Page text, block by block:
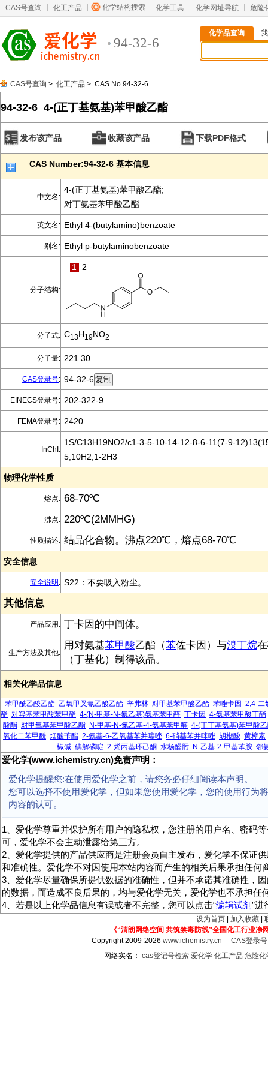
CAS号查询 化工产品 化学结构搜索 化学工具 化学网址导航 危险
94-32-6
化学品查询
CAS号查询 > 化工产品 > CAS No.94-32-6
94-32-6 4-(正丁基氨基)苯甲酸乙酯
发布该产品 收藏该产品 下载PDF格式
CAS Number:94-32-6 基本信息
中文名:
4-(正丁基氨基)苯甲酸乙酯;
对丁氨基苯甲酸乙酯
英文名: Ethyl 4-(butylamino)benzoate
别名: Ethyl p-butylaminobenzoate
分子结构:
1 2
分子式: C13H19NO2
分子量: 221.30
CAS登录号: 94-32-6
EINECS登录号: 202-322-9
FEMA登录号: 2420
InChI:
1S/C13H19NO2/c1-3-5-10-14-12-8-6-11(7-9-
5,10H2,1-2H3
物理化学性质
熔点: 68-70ºC
沸点: 220ºC(2MMHG)
性质描述: 结晶化合物。沸点220℃，熔点68-70℃
安全信息
安全说明 : S22：不要吸入粉尘。
其他信息
产品应用: 丁卡因的中间体。
生产方法及其他:
用对氨基苯甲酸乙酯（苯佐卡因）与溴丁烷
（丁基化）制得该品。
相关化学品信息
苯甲酰乙酸乙酯 乙氧甲叉氰乙酸乙酯 辛弗林 对甲基苯甲酸乙酯 苯唑卡因
2,4-二
酯 对羟基苯甲酸苯甲酯 4-(N-甲基-N-氰乙基)氨基苯甲醛 丁卡因 4-氨基苯甲酸丁酯
酸酯 对甲氧基苯甲酸乙酯 N-甲基-N-氯乙基-4-氨基苯甲醛 4-(正丁基氨基)苯甲酸
氧化二苯甲酰 烟酸苄酯 2-氨基-6-乙氧基苯并噻唑 6-硝基苯并咪唑 胡椒酸 黄樟素
椒碱 碘解磷啶 2-烯丙基环己酮 水杨醛肟 N-乙基-2-甲基苯胺 邻
爱化学(www.ichemistry.cn)免责声明：
爱化学提醒您:在使用爱化学之前，请您务必仔细阅读本声明。
您可以选择不使用爱化学，但如果您使用爱化学，您的使用行为
内容的认可。
1、爱化学尊重并保护所有用户的隐私权，您注册的用户名、密码
可，爱化学不会主动泄露给第三方。
2、爱化学提供的产品供应商是注册会员自主发布，爱化学不保证
和准确性。爱化学不对因使用本站内容而产生的相关后果承担任何
3、爱化学尽量确保所提供数据的准确性，但并不承诺其准确性，
的数据，而造成不良后果的，均与爱化学无关，爱化学也不承担任
4、若是以上化学品信息有误或者不完整，您可以点击“编辑试剂”进
设为首页 加入收藏
《“清朗网络空间 共筑禁毒防线”全国化工行业净
Copyright 2009-2026www.ichemistry.cn
CAS登录
网络实名： cas登记号检索 爱化学 化工产品 危险化